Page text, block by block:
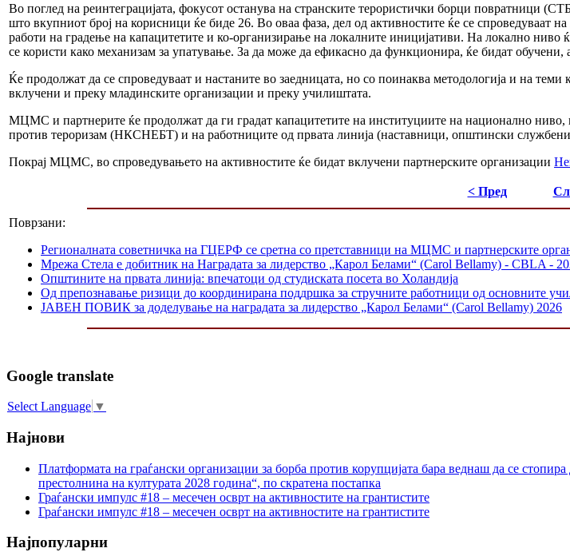
Во поглед на реинтеграцијата, фокусот останува на странските терористички борци повратници
што вкупниот број на корисници ќе биде 26. Во оваа фаза, дел од активностите ќе се
работи на градење на капацитетите и ко-организирање на локалните иницијативи. На локално
се користи како механизам за упатување. За да може да ефикасно да функционира, ќе бидат
Ќе продолжат да се спроведуваат и настаните во заедницата, но со поинаква методологија и на
вклучени и преку младинските организации и преку училиштата.
МЦМС и партнерите ќе продолжат да ги градат капацитетите на институциите на национално ниво,
против тероризам (НКСНЕБТ) и на работниците од првата линија (наставници, општински
Покрај МЦМС, во спроведувањето на активностите ќе бидат вклучени партнерските организации
< Пред
Поврзани:
Регионалната советничка на ГЦЕРФ се сретна со претставници на МЦМС и партнерските
Мрежа Стела е добитник на Наградата за лидерство „Карол Белами“ (Carol Bellamy) - CBLA -
Општините на првата линија: впечатоци од студиската посета во Холандија
Од препознавање ризици до координирана поддршка за стручните работници од основните
ЈАВЕН ПОВИК за доделување на наградата за лидерство „Карол Белами“ (Carol Bellamy) 2026
Google translate
Select Language ▼
Најнови
Платформата на граѓански организации за борба против корупцијата бара веднаш да се
престолнина на културата 2028 година“, по скратена постапка
Граѓански импулс #18 – месечен осврт на активностите на грантистите
Граѓански импулс #18 – месечен осврт на активностите на грантистите
Најпопуларни